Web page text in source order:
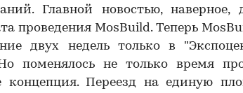
Главной новостью, наверное,
проведения MosBuild. Теперь
двух недель только в
поменялось не только время
концепция. Переезд на единую